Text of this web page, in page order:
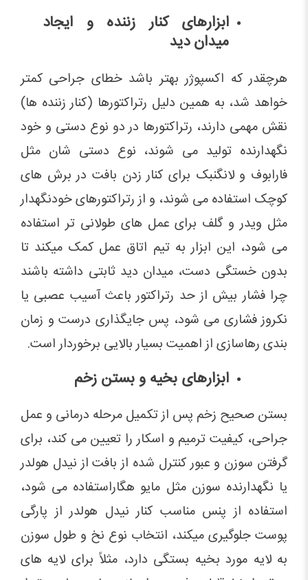
ابزارهای کنار زننده و ایجاد
میدان دید
هرچقدر که اکسپوژر بهتر باشد خطای جراحی کمتر
خواهد شد، به همین دلیل رتراکتورها (کنار زننده ها)
نقش مهمی دارند، رتراکتورها در دو نوع دستی و خود
نگهدارنده تولید می شوند، نوع دستی شان مثل
فارابوف و لانگنبک برای کنار زدن بافت در برش های
کوچک استفاده می شوند، و از رتراکتورهای خودنگهدار
مثل ویدر و گلف برای عمل های طولانی تر استفاده
می شود، این ابزار به تیم اتاق عمل کمک میکند تا
بدون خستگی دست، میدان دید ثابتی داشته باشند
چرا فشار بیش از حد رتراکتور باعث آسیب عصبی یا
نکروز فشاری می شود، پس جایگذاری درست و زمان
بندی رهاسازی از اهمیت بسیار بالایی برخوردار است.
ابزارهای بخیه و بستن زخم
بستن صحیح زخم پس از تکمیل مرحله درمانی و عمل
جراحی، کیفیت ترمیم و اسکار را تعیین می کند، برای
گرفتن سوزن و عبور کنترل شده از بافت از نیدل هولدر
یا نگهدارنده سوزن مثل مایو هگاراستفاده می شود،
استفاده از پنس مناسب کنار نیدل هولدر از پارگی
پوست جلوگیری میکند، انتخاب نوع نخ و طول سوزن
به لایه مورد بخیه بستگی دارد، مثلاً برای لایه های